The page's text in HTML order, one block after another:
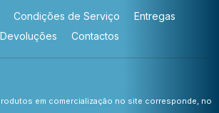
Condições de Serviço
Entregas
Devoluções
Contactos
em comercialização no site corresponde, no